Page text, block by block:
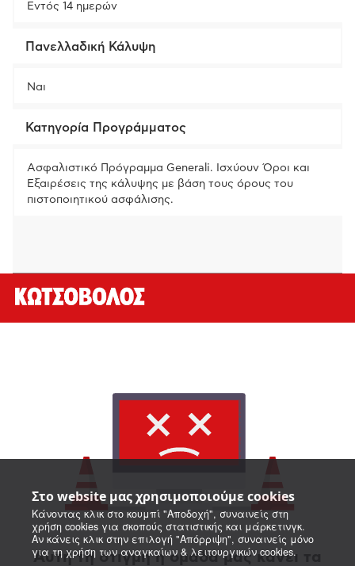
Στο website μας χρησιμοποιούμε cookies
Κάνοντας κλικ στο κουμπί "Αποδοχή", συναινείς στη
χρήση cookies για σκοπούς στατιστικής και μάρκετινγκ.
Αν κάνεις κλικ στην επιλογή "Απόρριψη", συναινείς μόνο
για τη χρήση των αναγκαίων & λειτουργικών cookies.
Εντός 14 ημερών
Πανελλαδική Κάλυψη
Ναι
Κατηγορία Προγράμματος
Ασφαλιστικό Πρόγραμμα Generali. Ισχύουν Όροι και
Εξαιρέσεις της κάλυψης με βάση τους όρους του
πιστοποιητικού ασφάλισης.
Αυτή τη στιγμή η ομάδα μας κάνει τα